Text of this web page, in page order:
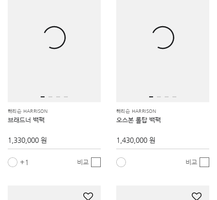
해리슨 HARRISON
브래드너 백팩
1,330,000 원
1 비교
해리슨 HARRISON
오스본 롤탑 백팩
1,430,000 원
비교